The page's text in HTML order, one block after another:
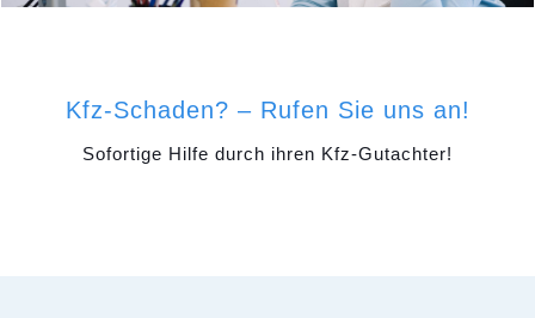
Kfz-Schaden? – Rufen Sie uns an!
Sofortige Hilfe durch ihren Kfz-Gutachter!